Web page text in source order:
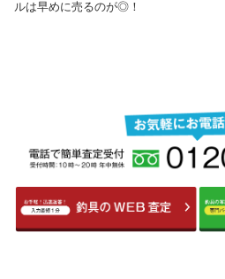
ルは早めに売るのが◎！